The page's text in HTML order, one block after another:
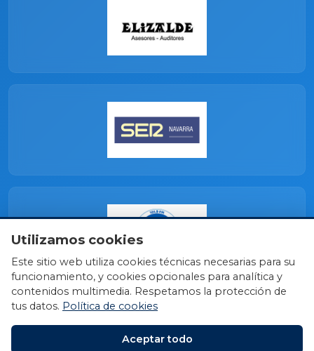
Utilizamos cookies
Este sitio web utiliza cookies técnicas necesarias para su
funcionamiento, y cookies opcionales para analítica y
contenidos multimedia. Respetamos la protección de
tus datos. Política de cookies
Aceptar todo